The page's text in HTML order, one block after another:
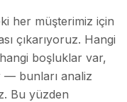
her müşterimiz için
çıkarıyoruz. Hangi
boşluklar var,
— bunları analiz
Bu yüzden